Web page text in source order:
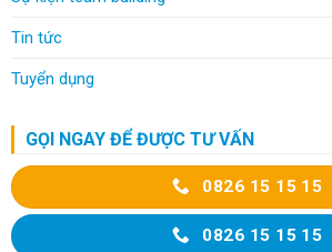
Tin tức
Tuyển dụng
GỌI NGAY ĐỂ ĐƯỢC TƯ VẤN
0826 15 15 15
0826 15 15 15